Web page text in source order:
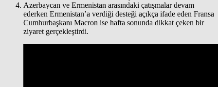
Azerbaycan ve Ermenistan arasındaki çatışmalar devam
ederken Ermenistan’a verdiği desteği açıkça ifade eden Fransa
Cumhurbaşkanı Macron ise hafta sonunda dikkat çeken bir
ziyaret gerçekleştirdi.